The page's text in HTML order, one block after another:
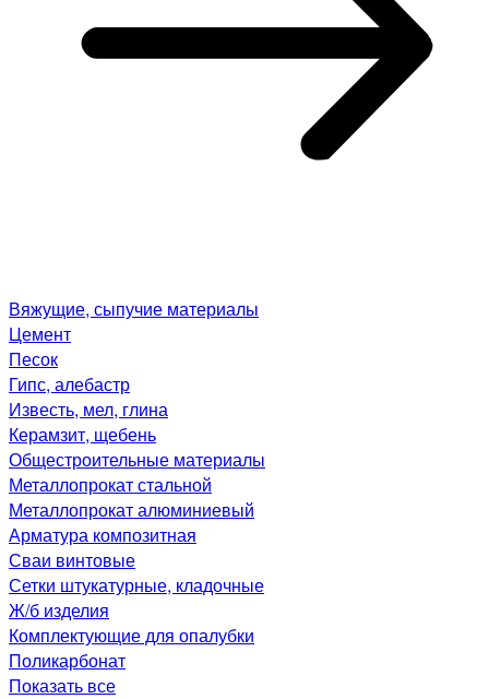
Вяжущие, сыпучие материалы
Цемент
Песок
Гипс, алебастр
Известь, мел, глина
Керамзит, щебень
Общестроительные материалы
Металлопрокат стальной
Металлопрокат алюминиевый
Арматура композитная
Сваи винтовые
Сетки штукатурные, кладочные
Ж/б изделия
Комплектующие для опалубки
Поликарбонат
Показать все